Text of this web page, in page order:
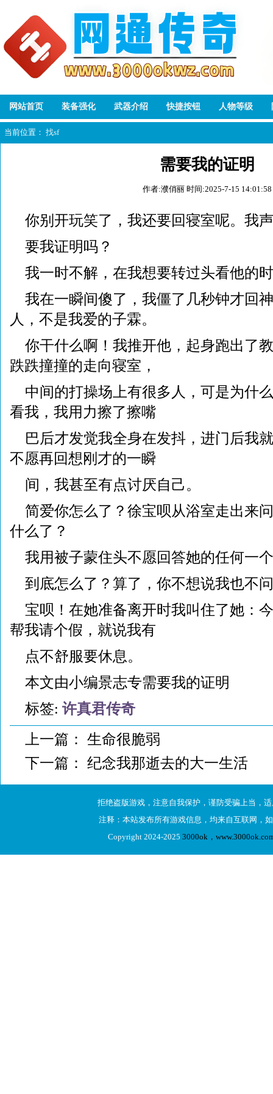
网站首页 装备强化 武器介绍 快捷按钮 人物等级
当前位置： 找sf
需要我的证明
作者:濮俏丽 时间:2025-7-15 14:01:58
你别开玩笑了，我还要回寝室呢。我
要我证明吗？
我一时不解，在我想要转过头看他的
我在一瞬间傻了，我僵了几秒钟才回
人，不是我爱的子霖。
你干什么啊！我推开他，起身跑出了
跌跌撞撞的走向寝室，
中间的打操场上有很多人，可是为什
看我，我用力擦了擦嘴
巴后才发觉我全身在发抖，进门后我
不愿再回想刚才的一瞬
间，我甚至有点讨厌自己。
简爱你怎么了？徐宝呗从浴室走出来
什么了？
我用被子蒙住头不愿回答她的任何一
到底怎么了？算了，你不想说我也不
宝呗！在她准备离开时我叫住了她：
帮我请个假，就说我有
点不舒服要休息。
本文由小编景志专需要我的证明
标签: 许真君传奇
上一篇： 生命很脆弱
下一篇： 纪念我那逝去的大一生活
拒绝盗版游戏，注意自我保护，谨防受骗上当，
注释：本站发布所有游戏信息，均来自互联网，
Copyright 2024-2025 3000ok，